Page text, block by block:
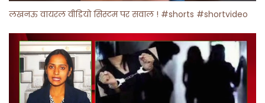
लखनऊ वायरल वीडियो सिस्टम पर सवाल ! #shorts #shortvideo